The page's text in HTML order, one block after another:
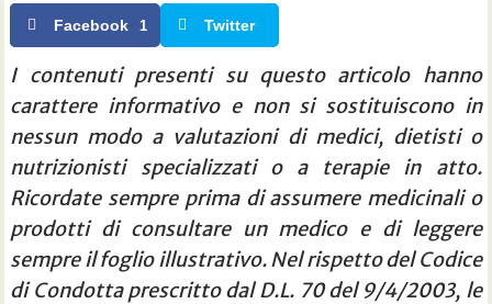
Facebook 1 Twitter
I contenuti presenti su questo articolo hanno
carattere informativo e non si sostituiscono in
nessun modo a valutazioni di medici, dietisti o
nutrizionisti specializzati o a terapie in atto.
Ricordate sempre prima di assumere medicinali o
prodotti di consultare un medico e di leggere
sempre il foglio illustrativo. Nel rispetto del Codice
di Condotta prescritto dal D.L. 70 del 9/4/2003, le